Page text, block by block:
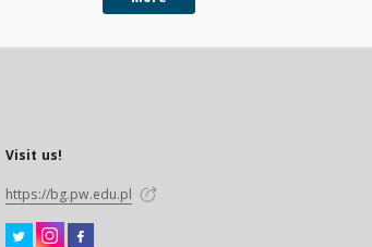
Visit us!
https://bg.pw.edu.pl